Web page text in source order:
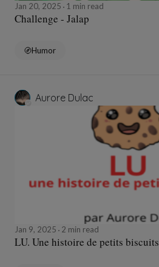
Jan 20, 2025 1 min read
Challenge - Jalap
Humor
Aurore Dulac
Jan 9, 2025 2 min read
LU. Une histoire de petits biscuits